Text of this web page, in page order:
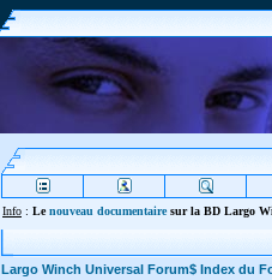
Info : Lenouveau documentairesur la BD Largo
Largo Winch Universal Forum$ Index du